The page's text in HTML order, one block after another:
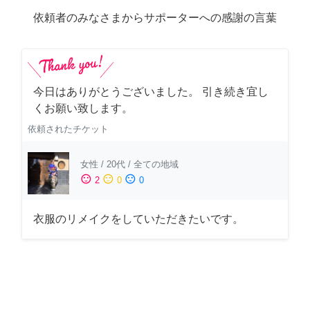
依頼者のみなさまからサポーターへの感謝の言葉
今日はありがとうございました。 引き続き宜し
くお願い致します。
依頼されたチケット
女性 / 20代 / 全ての地域
sentiment_satisfied 2 sentiment_neutral 0 sentiment_dissatisfied 0
衣服のリメイクをしていただきたいです。